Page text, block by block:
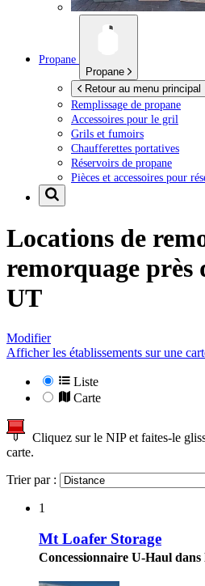
Propane
Propane
Retour au menu principal
Remplissage de propane
Accessoires pour le gril
Grils et fumoirs
Chaufferettes portatives
Réservoirs de propane
Pièces et accessoires pour
Locations de
remorquage près
UT
Modifier
Afficher les établissements sur une
Liste
Carte
Cliquez sur le NIP et faites-le
carte.
Trier par :
1
Mt Loafer Storage
Concessionnaire U-Haul dans